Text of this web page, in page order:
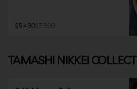
$5.490$7.990
TAMASHI NIKKEI